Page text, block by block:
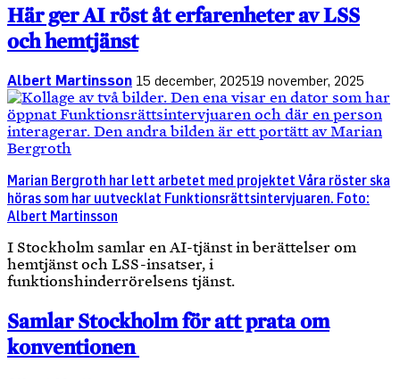
Här ger AI röst åt erfarenheter av LSS
och hemtjänst
Albert Martinsson 15 december, 202519 november, 2025
Marian Bergroth har lett arbetet med projektet Våra röster ska
höras som har uutvecklat Funktionsrättsintervjuaren. Foto:
Albert Martinsson
I Stockholm samlar en AI-tjänst in berättelser om
hemtjänst och LSS-insatser, i
funktionshinderrörelsens tjänst.
Samlar Stockholm för att prata om
konventionen